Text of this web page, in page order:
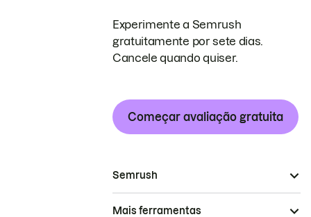
Experimente a Semrush
gratuitamente por sete dias.
Cancele quando quiser.
Começar avaliação gratuita
Semrush
Mais ferramentas